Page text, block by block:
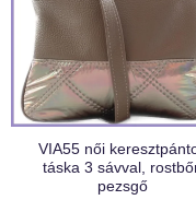
VIA55 női
táska 3 sávval,
pezsgő